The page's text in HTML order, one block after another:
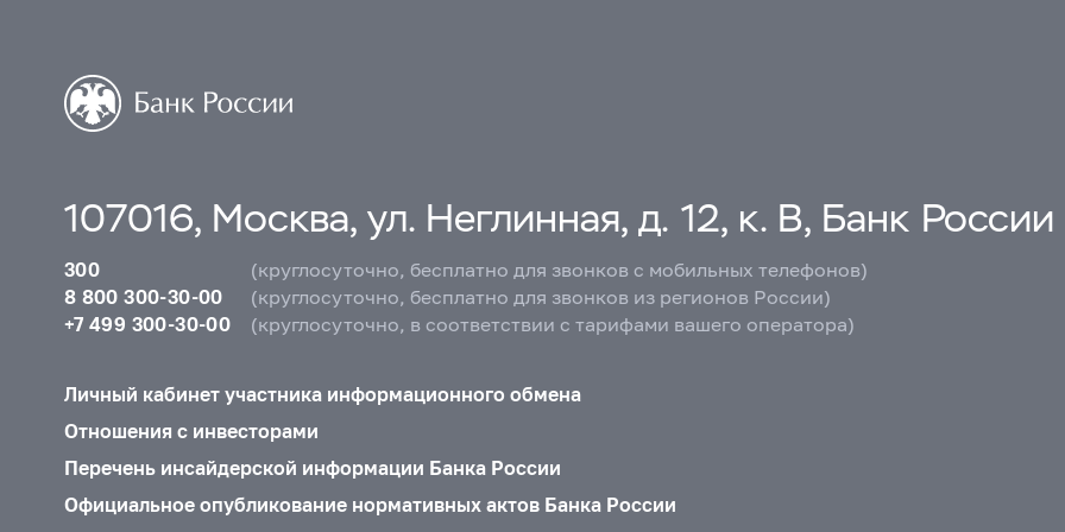
107016, Москва, ул. Неглинная, д. 12, к. В, Банк России
300
(круглосуточно, бесплатно для звонков с мобильных телефонов)
8 800 300-30-00
(круглосуточно, бесплатно для звонков из регионов России)
+7 499 300-30-00
(круглосуточно, в соответствии с тарифами вашего оператора)
Личный кабинет участника информационного обмена
Отношения с инвесторами
Перечень инсайдерской информации Банка России
Официальное опубликование нормативных актов Банка России